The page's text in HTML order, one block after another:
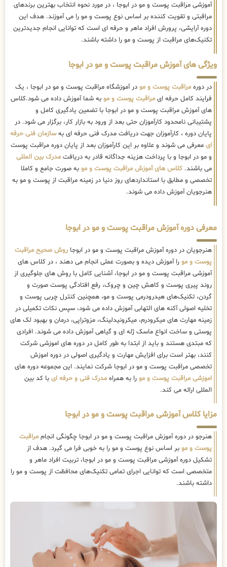
آموزشی مراقبت پوست و مو در ابوجا ، در مورد نحوه انتخاب بهترین برندهای
مراقبتی و تقویت کننده بر اساس نوع پوست و مو را می آموزند. هدف این
دوره آرایشی، پرورش افراد ماهر و حرفه ای است که توانایی انجام جدیدترین
تکنیک‌های مراقبت از پوست و مو را داشته باشند.
ویژگی های آموزش مراقبت پوست و مو در ابوجا
در دوره مراقبت پوست و مو در آموزشگاه مراقبت پوست و مو در ابوجا ، یک
فرایند کامل حرفه ای مراقبت پوست و مو به شما آموزش داده می شود.کلاس
های آموزش مراقبت پوست و مو در ابوجا با تضمین یادگیری کامل و
پشتیبانی نامحدود کارآموزان حتی بعد از ورود به بازار کار، برگزار می شود. در
پایان دوره ، کارآموزان جهت دریافت مدرک فنی حرفه ای بهسازمان فنی حرفه
ای معرفی می شوند و علاوه بر این کارآموزان بعد از پایان دوره مراقبت پوست
و مو در ابوجا و با پرداخت هزینه جداگانه قادر به دریافت مدرک بین المللی
می باشند. کلاس های آموزش مراقبت پوست و مو به صورت جامع و کاملا
تخصصی و مطابق با استانداردهای روز دنیا در زمینه مراقبت از پوست و مو به
هنرجویان آموزش داده می شوند.
معرفی دوره آموزش مراقبت پوست و مو در ابوجا
هنرجویان در دوره آموزش مراقبت پوست و مو در ابوجا روش صحیح مراقبت
پوست و مو را آموزش دیده و بصورت عملی انجام می دهند ، در کلاس های
آموزشی مراقبت پوست و مو در ابوجا، آشنایی کامل با روش های جلوگیری از
روند پیری پوست و کاهش چین و چروک، رفع افتادگی پوست صورت و
گردن، تکنیک‌های هیدرودرمی پوست و مو، همچنین کنترل چربی پوست و
تخلیه اصولی آکنه های التهابی آموزش داده می شود، سپس نکات تکمیلی در
زمینه مهارت های میکرودرم، میکرونیدلینگ، مزوتراپی، درمان و بهبود لک های
پوستی و ساخت انواع ماسک ژله ای و گیاهی آموزش داده می شوند. افرادی
که مبتدی هستند و باید از ابتدا به طور کامل در دوره های اموزشی شرکت
کنند، بهتر است برای افزایش مهارت و یادگیری اصولی در دوره اموزش
تخصصی مراقبت پوست و مو در ابوجا شرکت نمایند. این مجموعه دوره های
اموزشی مراقبت پوست و مو را به همراه مدرک فنی و حرفه ای با کد بین
المللی ارائه می کند.
مزایا کلاس آموزشی مراقبت پوست و مو در ابوجا
هنرجو در دوره آموزش مراقبت پوست و مو در ابوجا چگونگی انجام مراقبت
پوست و مو بر اساس نوع پوست و مو را به خوبی فرا می گیرد. هدف از
تشکیل دوره آموزشی مراقبت پوست و مو در ابوجا، تربیت افراد ماهر و
متخصصی است که توانایی اجرای تمامی تکنیک‌های محافظت از پوست و مو را
داشته باشند.